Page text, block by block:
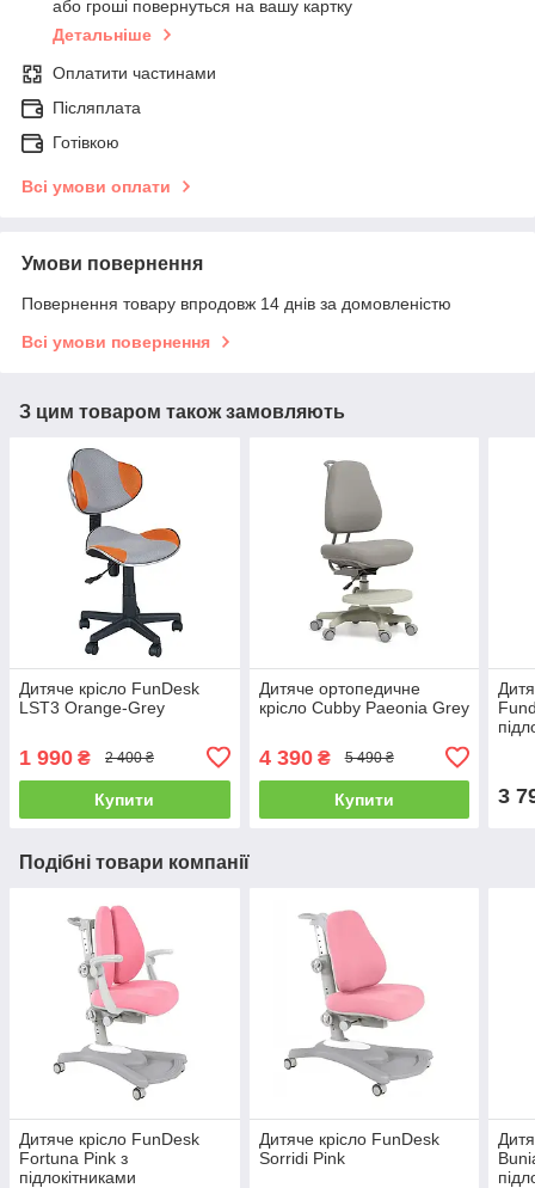
або гроші повернуться на вашу картку
Детальніше
Оплатити частинами
Післяплата
Готівкою
Всі умови оплати
Умови повернення
Повернення товару впродовж 14 днів за домовленістю
Всі умови повернення
З цим товаром також замовляють
Дитяче крісло FunDesk
LST3 Orange-Grey
1 990 ₴ 2 400 ₴
Купити
Дитяче ортопедичне
крісло Cubby Paeonia Grey
4 390₴ 5 490 ₴
Купити 3
Подібні товари компанії
Дитяче крісло FunDesk
Fortuna Pink з
підлокітниками
Дитяче крісло FunDesk
Sorridi Pink